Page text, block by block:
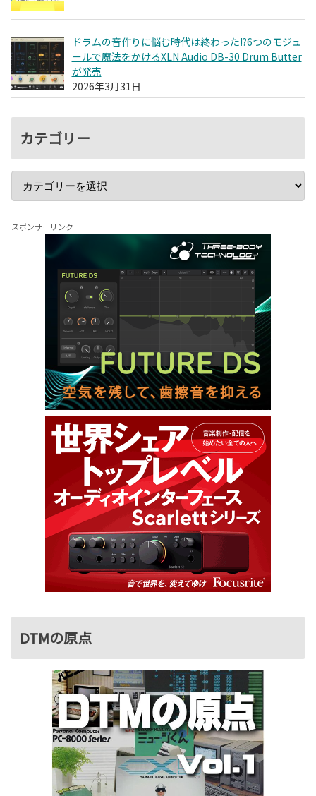
ドラムの音作りに悩む時代は終わった!?6つのモジュ
ールで魔法をかけるXLN Audio DB-30 Drum Butter
が発売
2026年3月31日
カテゴリー
スポンサーリンク
DTMの原点